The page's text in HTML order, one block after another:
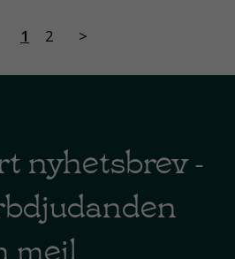
1 2 >
nyhetsbrev -
mejl